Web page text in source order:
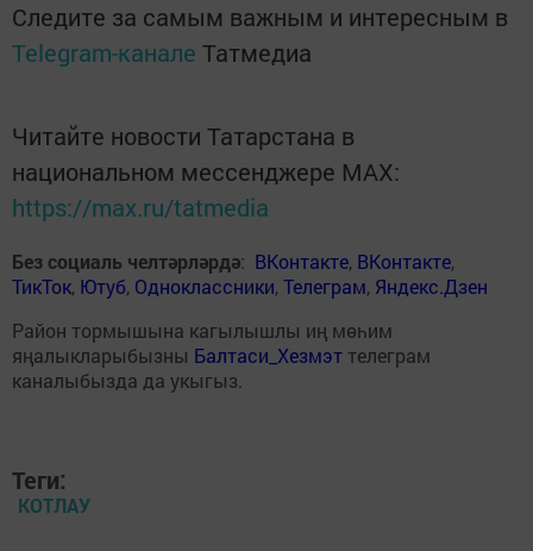
Следите за самым важным и интересным в
Telegram-канале Татмедиа
Читайте новости Татарстана в
национальном мессенджере MАХ:
https://max.ru/tatmedia
Без социаль челтәрләрдә: ВКонтакте, ВКонтакте,
ТикТок, Ютуб, Одноклассники,Телеграм, Яндекс.Дзен
Район тормышына кагылышлы иң мөһим
яңалыкларыбызны Балтаси_Хезмэт телеграм
каналыбызда да укыгыз.
Теги:
КОТЛАУ